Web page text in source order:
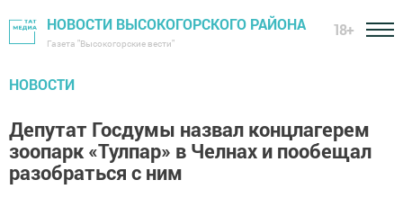
НОВОСТИ ВЫСОКОГОРСКОГО РАЙОНА
Газета "Высокогорские вести"
18+
НОВОСТИ
Депутат Госдумы назвал концлагерем
зоопарк «Тулпар» в Челнах и пообещал
разобраться с ним